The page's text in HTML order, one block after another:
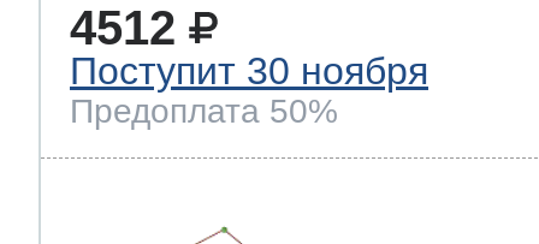
4512
Поступит 30 ноября
Предоплата 50%